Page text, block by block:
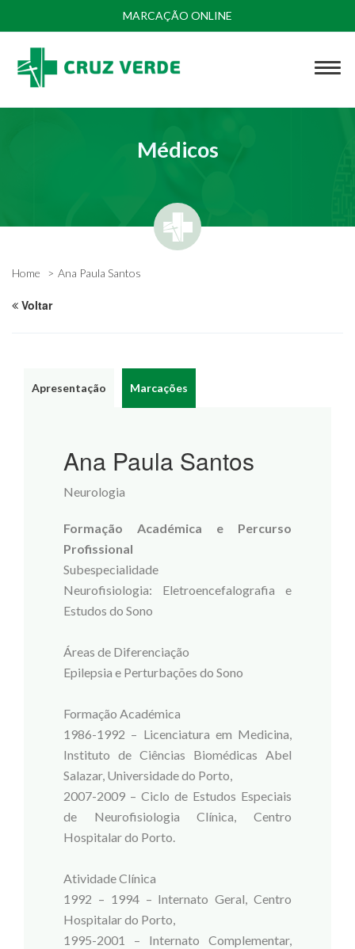
MARCAÇÃO ONLINE
Médicos
Home Ana Paula Santos
Voltar
Apresentação Marcações
Ana Paula Santos
Neurologia
Formação Académica e Percurso
Profissional
Subespecialidade
Neurofisiologia: Eletroencefalografia e
Estudos do Sono
Áreas de Diferenciação
Epilepsia e Perturbações do Sono
Formação Académica
1986-1992 – Licenciatura em Medicina,
Instituto de Ciências Biomédicas Abel
Salazar, Universidade do Porto,
2007-2009 – Ciclo de Estudos Especiais
de Neurofisiologia Clínica, Centro
Hospitalar do Porto.
Atividade Clínica
1992 – 1994 – Internato Geral, Centro
Hospitalar do Porto,
1995-2001 – Internato Complementar,